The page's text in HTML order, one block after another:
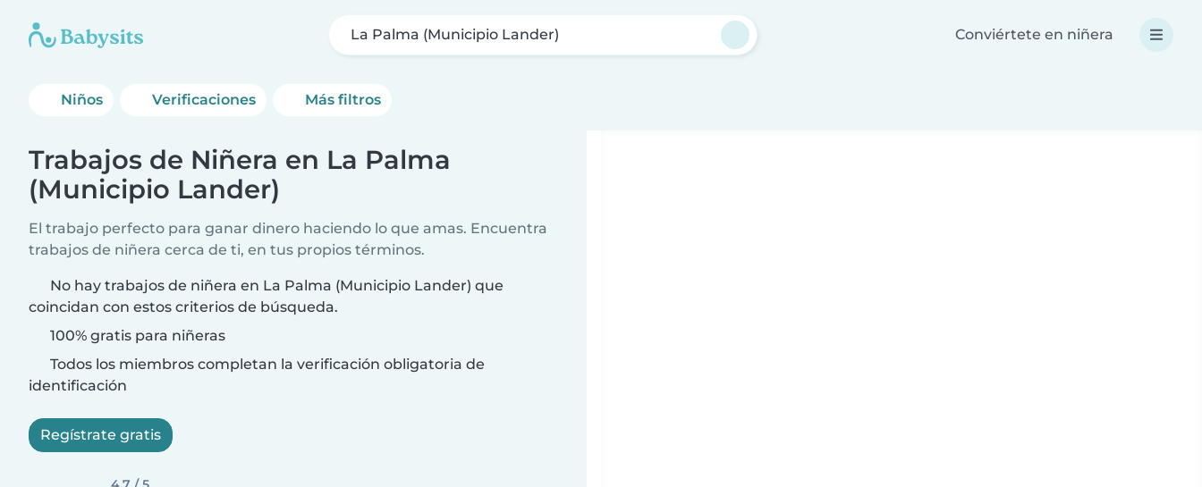
La Palma (Municipio Lander) Conviértete en niñera
Niños Verificaciones Más filtros
Trabajos de Niñera en La Palma
(Municipio Lander)
El trabajo perfecto para ganar dinero haciendo lo que amas. Encuentra
trabajos de niñera cerca de ti, en tus propios términos.
No hay trabajos de niñera en La Palma (Municipio Lander) que
coincidan con estos criterios de búsqueda.
100% gratis para niñeras
Todos los miembros completan la verificación obligatoria de
identificación
Regístrate gratis